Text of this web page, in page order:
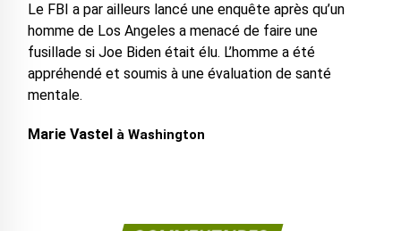
Le FBI a par ailleurs lancé une enquête après qu’un
homme de Los Angeles a menacé de faire une
fusillade si Joe Biden était élu. L’homme a été
appréhendé et soumis à une évaluation de santé
mentale.
Marie Vastel à Washington